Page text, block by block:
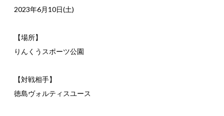
2023年6月10日(土)
【場所】
りんくうスポーツ公園
【対戦相手】
徳島ヴォルティスユース